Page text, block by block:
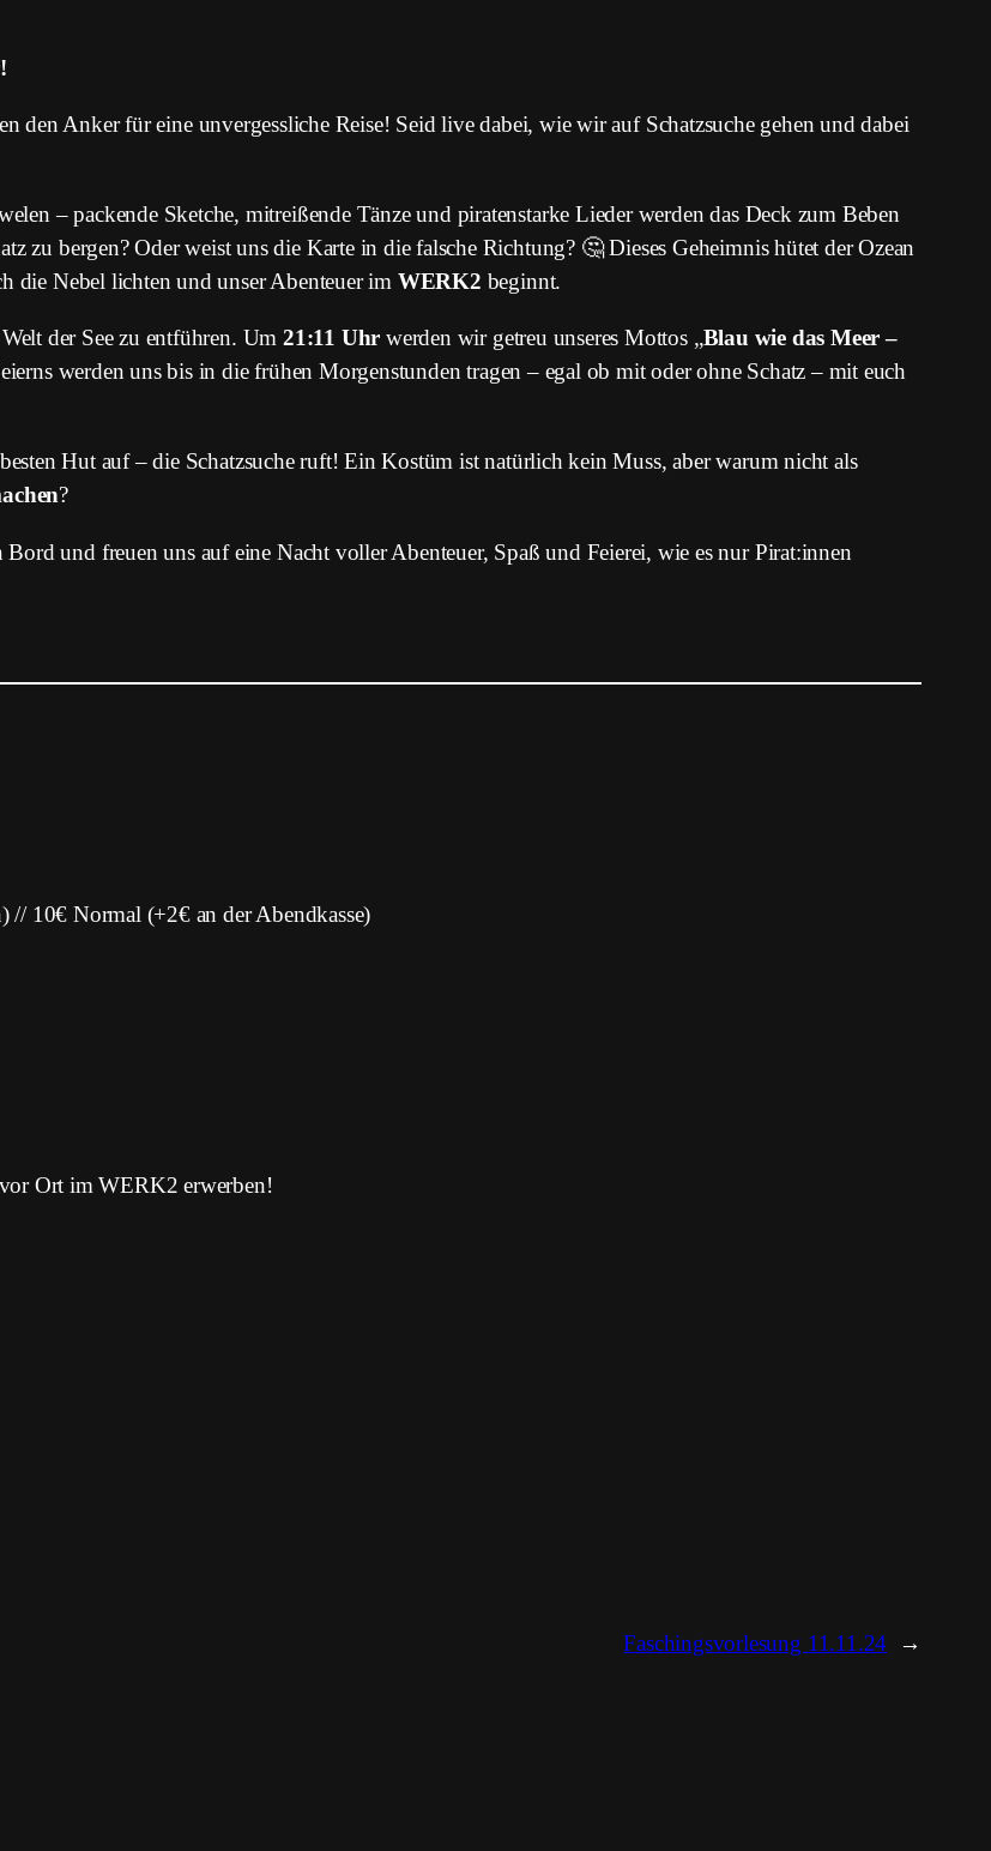
den Anker für eine unvergessliche Reise! Seid live dabei, wie wir auf Schatzsuche gehen und dabei
– packende Sketche, mitreißende Tänze und piratenstarke Lieder werden das Deck zum Beben
zu bergen? Oder weist uns die Karte in die falsche Richtung? 🤔 Dieses Geheimnis hütet der Ozean
die Nebel lichten und unser Abenteuer im WERK2 beginnt.
der See zu entführen. Um 21:11 Uhr werden wir getreu unseres Mottos „Blau wie das Meer –
werden uns bis in die frühen Morgenstunden tragen – egal ob mit oder ohne Schatz – mit euch
Hut auf – die Schatzsuche ruft! Ein Kostüm ist natürlich kein Muss, aber warum nicht als
?
Bord und freuen uns auf eine Nacht voller Abenteuer, Spaß und Feierei, wie es nur Pirat:innen
10€ Normal (+2€ an der Abendkasse)
Ort im WERK2 erwerben!
Faschingsvorlesung 11.11.24 →